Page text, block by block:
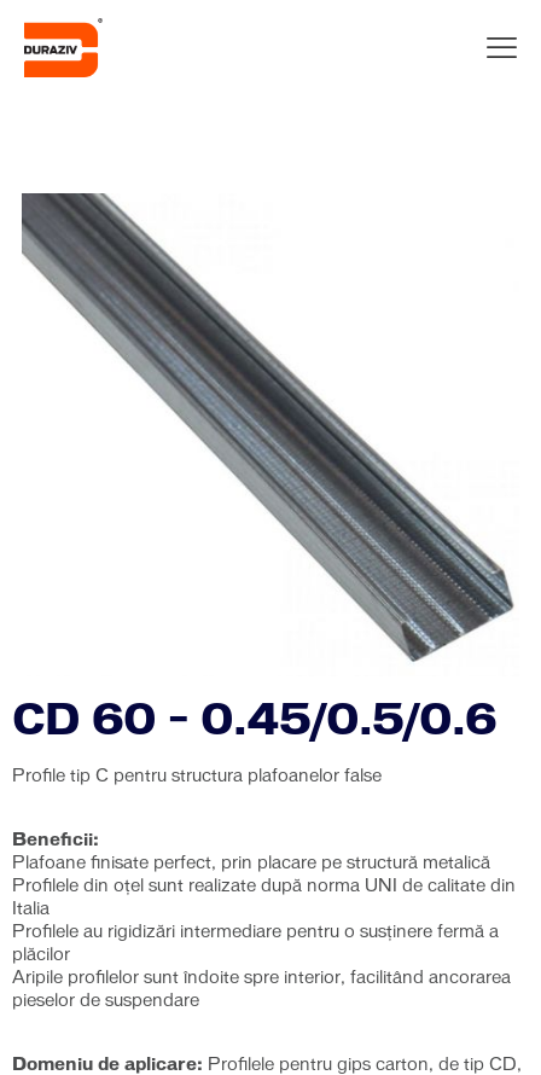
CD 60 – 0.45/0.5/0.6
Profile tip C pentru structura plafoanelor false
Beneficii:
Plafoane finisate perfect, prin placare pe structură metalică
Profilele din oțel sunt realizate după norma UNI de calitate din
Italia
Profilele au rigidizări intermediare pentru o susținere fermă a
plăcilor
Aripile profilelor sunt îndoite spre interior, facilitând ancorarea
pieselor de suspendare
Domeniu de aplicare: Profilele pentru gips carton, de tip CD,